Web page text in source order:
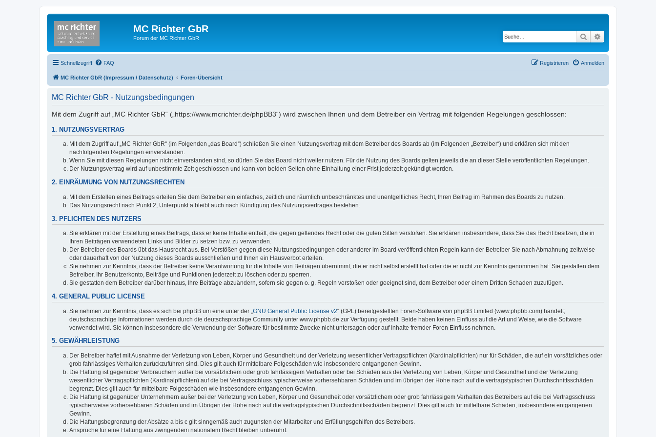
MC Richter GbR
Forum der MC Richter GbR Suche
Schnellzugriff FAQ Anmelden
Registrieren
MC Richter GbR (Impressum / Datenschutz) Foren-Übersicht
MC Richter GbR - Nutzungsbedingungen
Mit dem Zugriff auf „MC Richter GbR“ („https://www.mcrichter.de/phpBB3“) wird zwischen Ihnen und dem Betreiber ein Vertrag mit folgenden Regelungen geschlossen:
1. NUTZUNGSVERTRAG
Mit dem Zugriff auf „MC Richter GbR“ (im Folgenden „das Board“) schließen Sie einen Nutzungsvertrag mit dem Betreiber des Boards ab (im Folgenden „Betreiber“) und erklären sich mit den
nachfolgenden Regelungen einverstanden.
Wenn Sie mit diesen Regelungen nicht einverstanden sind, so dürfen Sie das Board nicht weiter nutzen. Für die Nutzung des Boards gelten jeweils die an dieser Stelle veröffentlichten Regelungen.
Der Nutzungsvertrag wird auf unbestimmte Zeit geschlossen und kann von beiden Seiten ohne Einhaltung einer Frist jederzeit gekündigt werden.
2. EINRÄUMUNG VON NUTZUNGSRECHTEN
Mit dem Erstellen eines Beitrags erteilen Sie dem Betreiber ein einfaches, zeitlich und räumlich unbeschränktes und unentgeltliches Recht, Ihren Beitrag im Rahmen des Boards zu nutzen.
Das Nutzungsrecht nach Punkt 2, Unterpunkt a bleibt auch nach Kündigung des Nutzungsvertrages bestehen.
3. PFLICHTEN DES NUTZERS
Sie erklären mit der Erstellung eines Beitrags, dass er keine Inhalte enthält, die gegen geltendes Recht oder die guten Sitten verstoßen. Sie erklären insbesondere, dass Sie das Recht besitzen, die in
Ihren Beiträgen verwendeten Links und Bilder zu setzen bzw. zu verwenden.
Der Betreiber des Boards übt das Hausrecht aus. Bei Verstößen gegen diese Nutzungsbedingungen oder anderer im Board veröffentlichten Regeln kann der Betreiber Sie nach Abmahnung zeitweise
oder dauerhaft von der Nutzung dieses Boards ausschließen und Ihnen ein Hausverbot erteilen.
Sie nehmen zur Kenntnis, dass der Betreiber keine Verantwortung für die Inhalte von Beiträgen übernimmt, die er nicht selbst erstellt hat oder die er nicht zur Kenntnis genommen hat. Sie gestatten dem
Betreiber, Ihr Benutzerkonto, Beiträge und Funktionen jederzeit zu löschen oder zu sperren.
Sie gestatten dem Betreiber darüber hinaus, Ihre Beiträge abzuändern, sofern sie gegen o. g. Regeln verstoßen oder geeignet sind, dem Betreiber oder einem Dritten Schaden zuzufügen.
4. GENERAL PUBLIC LICENSE
Sie nehmen zur Kenntnis, dass es sich bei phpBB um eine unter der „ GNU General Public License v2“ (GPL) bereitgestellten Foren-Software von phpBB Limited (www.phpbb.com) handelt;
deutschsprachige Informationen werden durch die deutschsprachige Community unter www.phpbb.de zur Verfügung gestellt. Beide haben keinen Einfluss auf die Art und Weise, wie die Software
verwendet wird. Sie können insbesondere die Verwendung der Software für bestimmte Zwecke nicht untersagen oder auf Inhalte fremder Foren Einfluss nehmen.
5. GEWÄHRLEISTUNG
Der Betreiber haftet mit Ausnahme der Verletzung von Leben, Körper und Gesundheit und der Verletzung wesentlicher Vertragspflichten (Kardinalpflichten) nur für Schäden, die auf ein vorsätzliches oder
grob fahrlässiges Verhalten zurückzuführen sind. Dies gilt auch für mittelbare Folgeschäden wie insbesondere entgangenen Gewinn.
Die Haftung ist gegenüber Verbrauchern außer bei vorsätzlichem oder grob fahrlässigem Verhalten oder bei Schäden aus der Verletzung von Leben, Körper und Gesundheit und der Verletzung
wesentlicher Vertragspflichten (Kardinalpflichten) auf die bei Vertragsschluss typischerweise vorhersehbaren Schäden und im übrigen der Höhe nach auf die vertragstypischen Durchschnittsschäden
begrenzt. Dies gilt auch für mittelbare Folgeschäden wie insbesondere entgangenen Gewinn.
Die Haftung ist gegenüber Unternehmern außer bei der Verletzung von Leben, Körper und Gesundheit oder vorsätzlichem oder grob fahrlässigem Verhalten des Betreibers auf die bei Vertragsschluss
typischerweise vorhersehbaren Schäden und im Übrigen der Höhe nach auf die vertragstypischen Durchschnittsschäden begrenzt. Dies gilt auch für mittelbare Schäden, insbesondere entgangenen
Gewinn.
Die Haftungsbegrenzung der Absätze a bis c gilt sinngemäß auch zugunsten der Mitarbeiter und Erfüllungsgehilfen des Betreibers.
Ansprüche für eine Haftung aus zwingendem nationalem Recht bleiben unberührt.